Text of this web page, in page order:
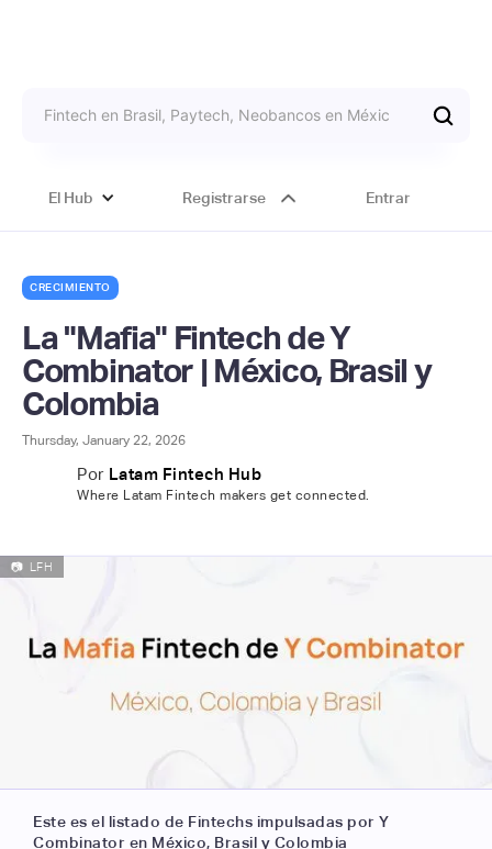
El Hub Registrarse Entrar
CRECIMIENTO
La "Mafia" Fintech de Y
Combinator | México, Brasil y
Colombia
Thursday, January 22, 2026
Por Latam Fintech Hub
Where Latam Fintech makers get connected.
📷 LFH
Este es el listado de Fintechs impulsadas por Y
Combinator en México, Brasil y Colombia